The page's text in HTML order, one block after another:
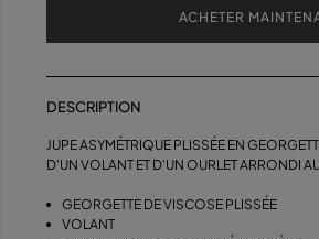
ACHETER
DESCRIPTION
JUPE ASYMÉTRIQUE PLISSÉE EN
D'UN VOLANT ET D'UN OURLET ARRONDI
GEORGETTE DE VISCOSE PLISSÉE
VOLANT